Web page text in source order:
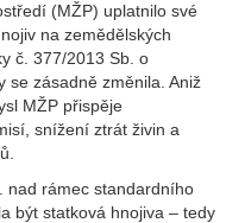
(MŽP) uplatnilo své
na zemědělských
č. 377/2013 Sb. o
se zásadně změnila. Aniž
MŽP přispěje
snížení ztrát živin a
nad rámec standardního
být statková hnojiva – tedy